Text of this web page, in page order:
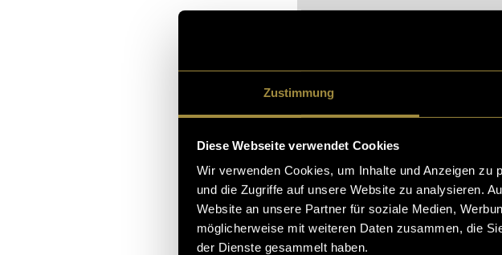
Zustimmung
Diese Webseite verwendet Cookies
Wir verwenden Cookies, um Inhalte und Anzeigen
und die Zugriffe auf unsere Website zu analysieren.
Website an unsere Partner für soziale Medien,
möglicherweise mit weiteren Daten zusammen, die
der Dienste gesammelt haben.
Das Lehrprojekt kann vor Ort im
werden. Da aber wohl die
nächster Zeit nach Langebaan zu
angehängten Bildern getestet
diesen Linkmit einem Smartphone